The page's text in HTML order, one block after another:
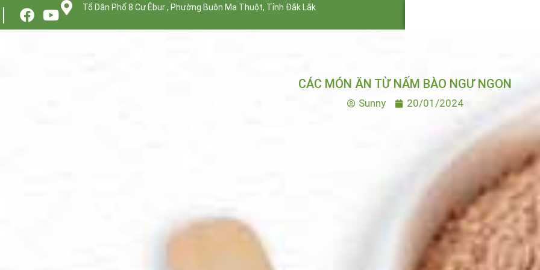
Tổ Dân Phố 8 Cư Êbur , Phường Buôn Ma Thuột, Tỉnh Đắk Lắk
CÁC MÓN ĂN TỪ NẤM BÀO NGƯ NGON
Sunny 20/01/2024